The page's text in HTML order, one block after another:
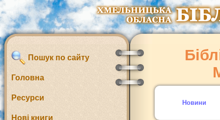
Пошук по сайту
Головна
Ресурси
Нові книги
Новини